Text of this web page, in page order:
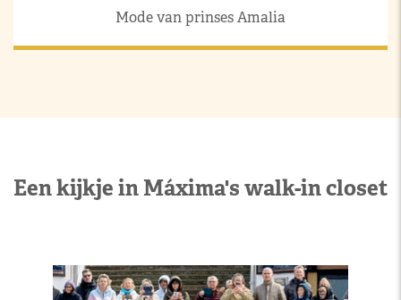
Mode van prinses Amalia
Een kijkje in Máxima's walk-in closet